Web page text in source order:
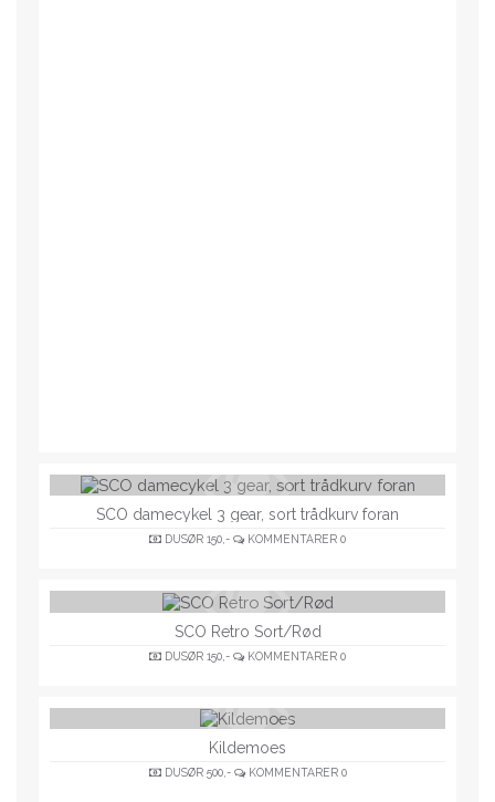
SCO damecykel 3 gear, sort trådkurv foran
DUSØR 150,- KOMMENTARER 0
SCO Retro Sort/Rød
DUSØR 150,- KOMMENTARER 0
Kildemoes
DUSØR 500,- KOMMENTARER 0